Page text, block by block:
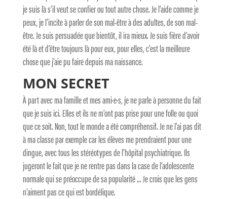
je suis là s’il veut se confier ou tout autre chose. Je l’aide comme je
peux, je l’incite à parler de son mal-être à des adultes, de son mal-
être. Je suis persuadée que bientôt, il ira mieux. Je suis fière d’avoir
été là et d’être toujours là pour eux, pour elles, c’est la meilleure
chose que j’aie pu faire depuis ma naissance.
MON SECRET
À part avec ma famille et mes ami·e·s, je ne parle à personne du fait
que je suis ici. Elles et ils ne m’ont pas prise pour une folle ou quoi
que ce soit. Non, tout le monde a été compréhensif. Je ne l’ai pas dit
à ma classe par exemple car les élèves me prendraient pour une
dingue, avec tous les stéréotypes de l’hôpital psychiatrique. Ils
jugeront le fait que je ne rentre pas dans la case de l’adolescente
normale qui se préoccupe de sa popularité … Je crois que les gens
n’aiment pas ce qui est bordélique.